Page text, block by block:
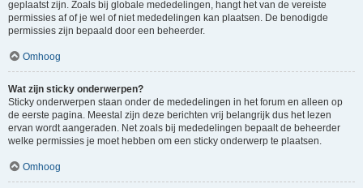
geplaatst zijn. Zoals bij globale mededelingen, hangt het van de vereiste
permissies af of je wel of niet mededelingen kan plaatsen. De benodigde
permissies zijn bepaald door een beheerder.
Omhoog
Wat zijn sticky onderwerpen?
Sticky onderwerpen staan onder de mededelingen in het forum en alleen op
de eerste pagina. Meestal zijn deze berichten vrij belangrijk dus het lezen
ervan wordt aangeraden. Net zoals bij mededelingen bepaalt de beheerder
welke permissies je moet hebben om een sticky onderwerp te plaatsen.
Omhoog